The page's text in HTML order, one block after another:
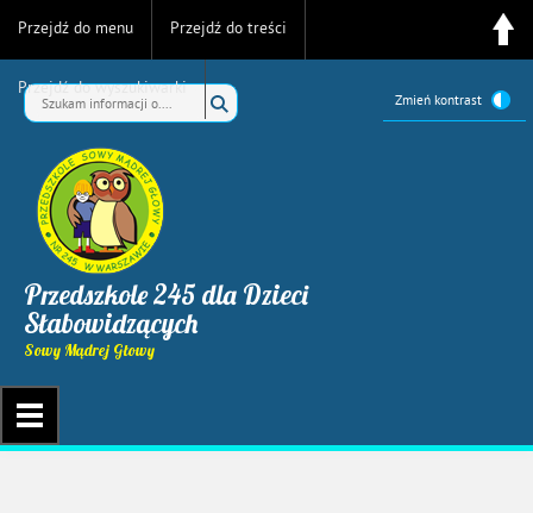
Przejdź do menu Przejdź do treści
Przejdź do wyszukiwarki
Zmień kontrast
Przedszkole 245 dla Dzieci
Słabowidzących
Sowy Mądrej Głowy